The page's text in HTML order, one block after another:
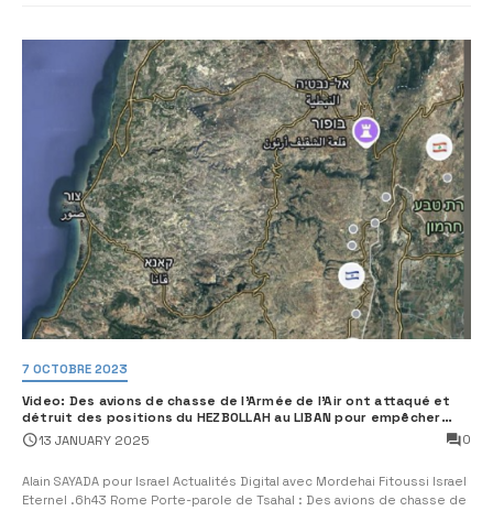
7 OCTOBRE 2023
Video: Des avions de chasse de l’Armée de l’Air ont attaqué et
détruit des positions du HEZBOLLAH au LIBAN pour empêcher
toute tentative de menace
13 JANUARY 2025 0
Alain SAYADA pour Israel Actualités Digital avec Mordehai Fitoussi Israel
Eternel .6h43 Rome Porte-parole de Tsahal : Des avions de chasse de